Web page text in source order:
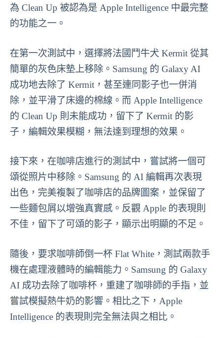
為 Clean Up 被認為是 Apple Intelligence 中最完整
的功能之一。
在第一次測試中，選擇將法國鬥牛犬 Kermit 從其
簡單的灰色床墊上移除。Samsung 的 Galaxy AI
成功地去除了 Kermit，甚至連同影子也一併消
除，並平滑了床邊的棉線。而 Apple Intelligence
的 Clean Up 則未能成功，留下了 Kermit 的影
子，編輯效果模糊，無法達到理想的效果。
接下來，在咖啡店進行的測試中，嘗試將一個可
頌從照片中移除。Samsung 的 AI 編輯再次表現
出色，完美複製了咖啡店的品牌圖案，並保留了
一些麵包屑以增強真實感。反觀 Apple 的表現則
不佳，留下了可頌的影子，顯示出明顯的不足。
隨後，要求咖啡師倒一杯 Flat White，測試兩款手
機在處理液體時的編輯能力。Samsung 的 Galaxy
AI 成功去除了咖啡杯，重建了咖啡師的手指，並
嘗試模擬熱牛奶的影響。相比之下，Apple
Intelligence 的表現則完全無法與之相比。